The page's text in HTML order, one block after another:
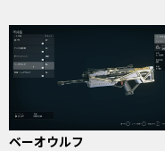
ベーオウルフ